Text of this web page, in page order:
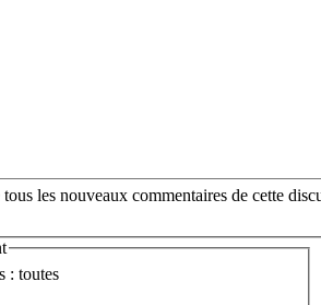
les nouveaux commentaires de cette
: toutes